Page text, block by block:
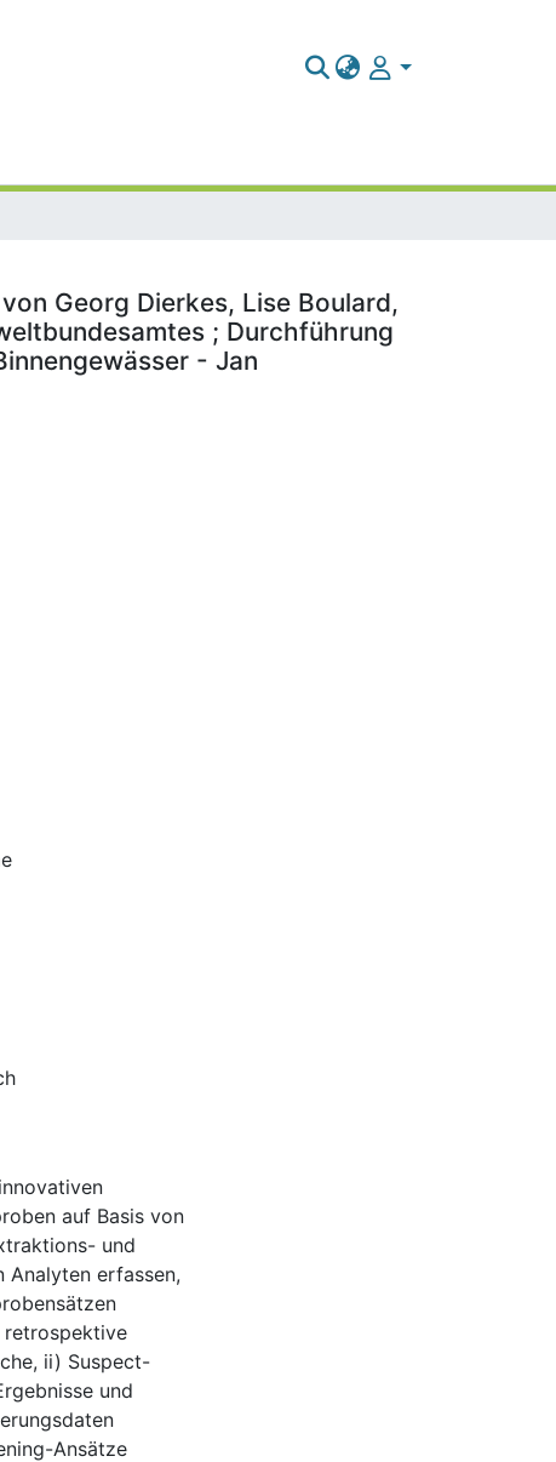
Georg Dierkes, Lise Boulard,
; Durchführung
- Jan
auf Basis von
und
Analyten erfassen,
retrospektive
ii) Suspect-
und
Ansätze